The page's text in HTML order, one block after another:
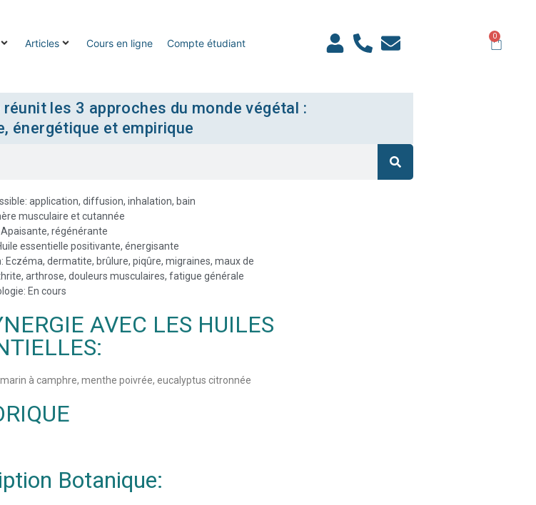
Articles Cours en ligne Compte étudiant
0
les 3 approches du monde végétal :
énergétique et empirique
application, diffusion, inhalation, bain
musculaire et cutannée
régénérante
essentielle positivante, énergisante
Eczéma, dermatite, brûlure, piqûre, migraines, maux de
arthrose, douleurs musculaires, fatigue générale
En cours
AVEC LES HUILES
à camphre, menthe poivrée, eucalyptus citronnée
Botanique: